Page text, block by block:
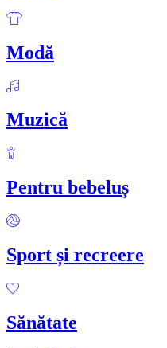
Modă
Muzică
Pentru bebeluș
Sport și recreere
Sănătate